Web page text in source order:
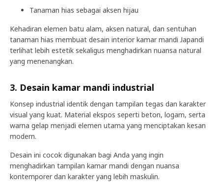
Tanaman hias sebagai aksen hijau
Kehadiran elemen batu alam, aksen natural, dan sentuhan
tanaman hias membuat desain interior kamar mandi Japandi
terlihat lebih estetik sekaligus menghadirkan nuansa natural
yang menenangkan.
3. Desain kamar mandi industrial
Konsep industrial identik dengan tampilan tegas dan karakter
visual yang kuat. Material ekspos seperti beton, logam, serta
warna gelap menjadi elemen utama yang menciptakan kesan
modern.
Desain ini cocok digunakan bagi Anda yang ingin
menghadirkan tampilan kamar mandi dengan nuansa
kontemporer dan karakter yang lebih maskulin.